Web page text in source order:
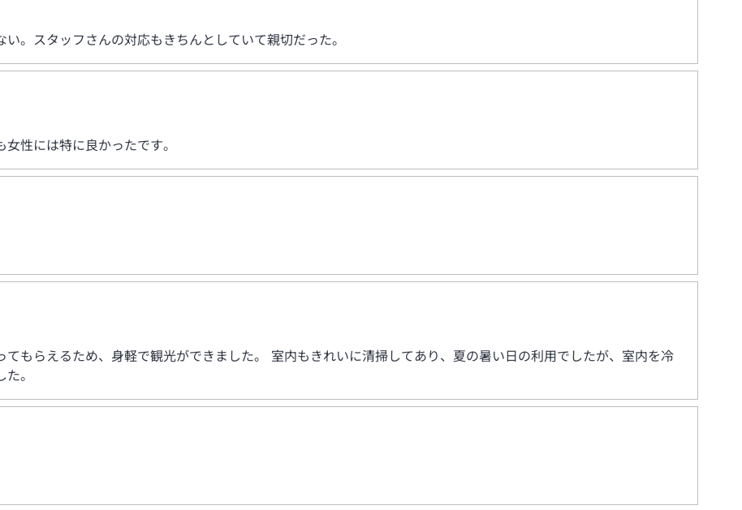
。スタッフさんの対応もきちんとしていて親切だった。
性には特に良かったです。
もらえるため、身軽で観光ができました。 室内もきれいに清掃してあり、夏の暑い日の利用でしたが、室内を冷
。